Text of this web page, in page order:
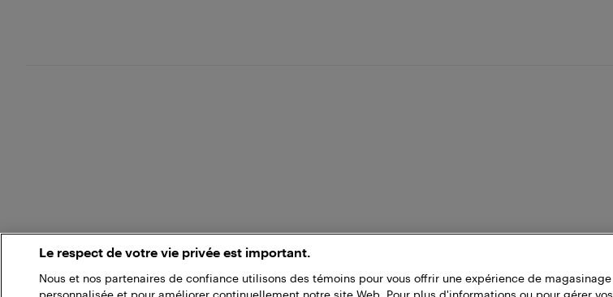
Le respect de votre vie privée est important.
Nous et nos partenaires de confiance utilisons des témoins pour vous offrir une expérience de magasinage
personnalisée et pour améliorer continuellement notre site Web. Pour plus d'informations ou pour gérer vos